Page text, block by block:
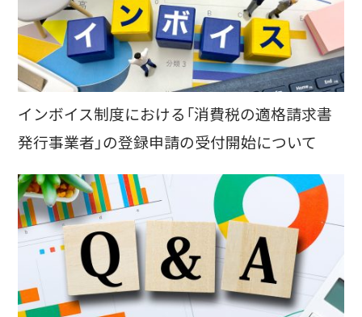
インボイス制度における「消費税の適格請求書
発行事業者」の登録申請の受付開始について